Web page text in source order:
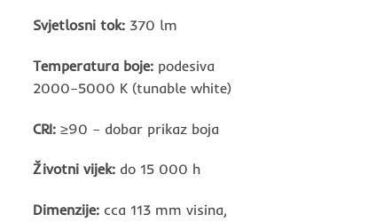
Svjetlosni tok: 370 lm
Temperatura boje: podesiva
2000–5000 K (tunable white)
CRI: ≥90 – dobar prikaz boja
Životni vijek: do 15 000 h
Dimenzije: cca 113 mm visina,